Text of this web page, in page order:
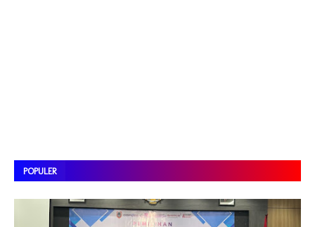
POPULER